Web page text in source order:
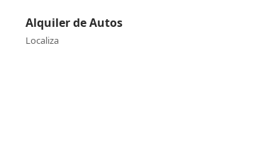
Alquiler de Autos
Localiza